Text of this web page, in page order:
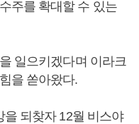
주를 확대할 수 있는
일으키겠다며 이라크
을 쏟아왔다.
되찾자 12월 비스야